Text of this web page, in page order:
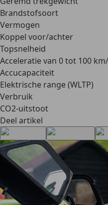
Brandstofsoort
Vermogen
Koppel voor/achter
Topsnelheid
Acceleratie van 0 tot 100
Accucapaciteit
Elektrische range (WLTP)
Verbruik
CO2-uitstoot
Deel artikel